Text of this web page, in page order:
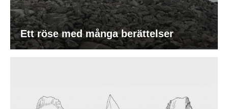
Ett röse med många berättelser